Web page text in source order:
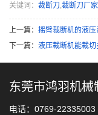
关键词： 裁断刀,裁断刀厂家
上一篇： 摇臂裁断机的液压
下一篇： 液压裁断机能裁切
东莞市鸿羽机械
电话：0769-